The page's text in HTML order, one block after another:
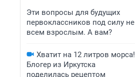
Эти вопросы для будущих
первоклассников под силу не
всем взрослым. А вам?
Хватит на 12 литров морса!
Блогер из Иркутска
поделилась рецептом